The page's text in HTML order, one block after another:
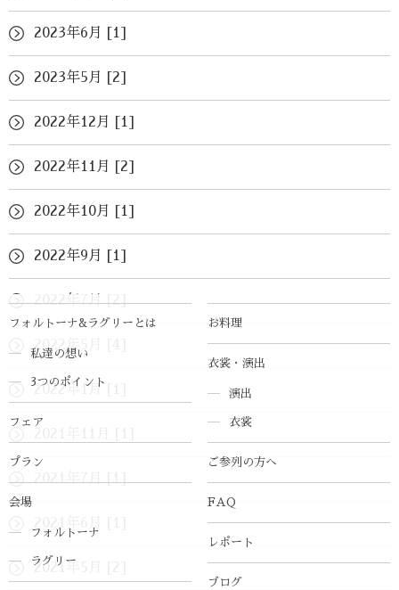
フォルトーナ&ラグリーとは
私達の想い
3つのポイント
フェア
プラン
会場
フォルトーナ
ラグリー
お料理
衣裳・演出
演出
衣裳
ご参列の方へ
FAQ
レポート
ブログ
2023年6月 [1]
2023年5月 [2]
2022年12月 [1]
2022年11月 [2]
2022年10月 [1]
2022年9月 [1]
2022年7月 [2]
2022年5月 [4]
2022年1月 [1]
2021年5月 [2]